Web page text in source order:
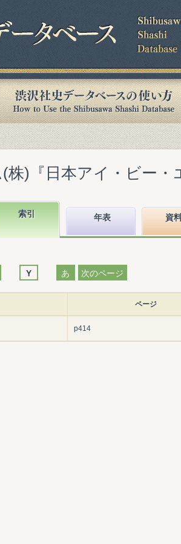
株)『日本アイ・ビー・
索引 年表 資
Y あ 次のページ
ページ
p414